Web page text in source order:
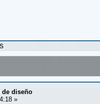
de diseño
»